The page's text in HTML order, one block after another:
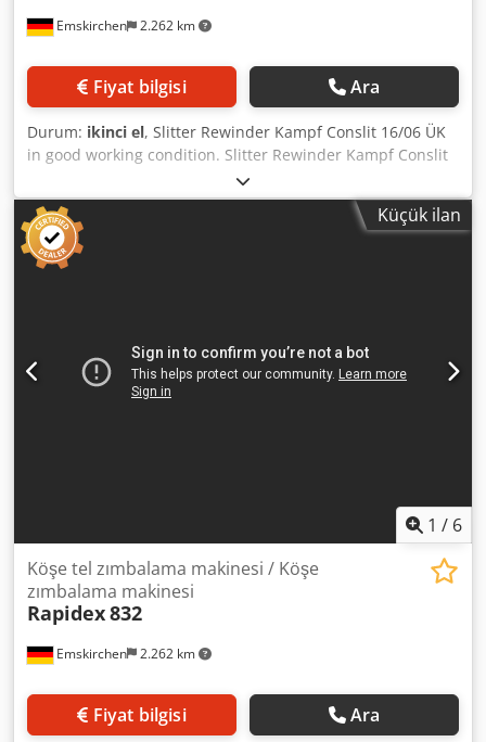
Emskirchen 2.262 km
Fiyat bilgisi Ara
Durum: ikinci el, Slitter Rewinder Kampf Conslit 16/06 ÜK
in good working condition. Slitter Rewinder Kampf Conslit
16/06 ÜK Year of manufacture: 1999 - Serial No. 210271
Crjdpfx Amoylw Diouef Max. operating speed: 550 m/min
Max. working width: 1,650 mm Minimum slitting width: 50
mm (with core diameters 70 & 76 mm) Minimum slitting
width: 200 mm (with core diameter 152 mm) Materials to
diameter: 610 mm - Winding core: cardboard, plastic, or
metal - Core inner diameters: 70 mm, 76 mm, and 152 mm
Online video inspection via WhatsApp, MS Zoom, or
Küçük ilan
1 / 6
Emskirchen 2.262 km
Köşe tel zımbalama makinesi / Köşe
zımbalama makinesi
Rapidex832
Fiyat bilgisi Ara